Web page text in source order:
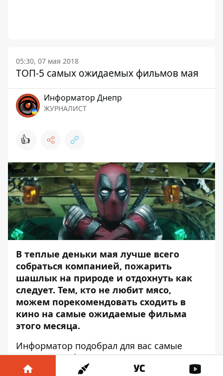
05:30, 07 мая 2018
ТОП-5 самых ожидаемых фильмов мая
Информатор Днепр
ЖУРНАЛИСТ
👍
В теплые деньки мая лучше всего
собраться компанией, пожарить
шашлык на природе и отдохнуть как
следует. Тем, кто не любит мясо,
можем порекомендовать сходить в
кино на самые ожидаемые фильма
этого месяца.
Информатор подобрал для вас самые
интересные фильмы, которые покажут в
кинотеатрах Днепра в мае.